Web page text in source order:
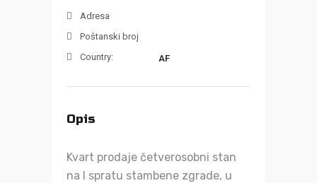
Adresa
Poštanski broj
Country:
AF
Opis
Kvart prodaje četverosobni stan
na I spratu stambene zgrade, u